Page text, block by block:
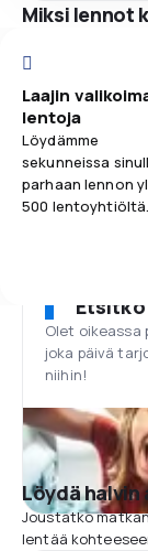
Miksi lennot
Laajin
lentoja
Löydämme
sekunneissa
parhaan lennon
500 lentoyhtiöltä.
Olet oikeassa
joka päivä
niihin!
Löydä halvin
Joustatko
lentää